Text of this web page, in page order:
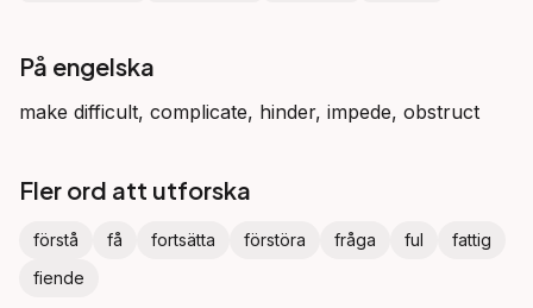
På engelska
make difficult, complicate, hinder, impede, obstruct
Fler ord att utforska
förstå få fortsätta förstöra fråga ful
fattig
fiende